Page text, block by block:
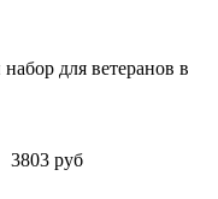
для ветеранов в
3803 руб